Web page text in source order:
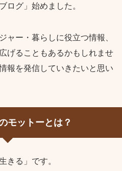
ログ」始めました。
ャー・暮らしに役立つ情報、
げることもあるかもしれませ
報を発信していきたいと思い
モットーとは？
きる」です。